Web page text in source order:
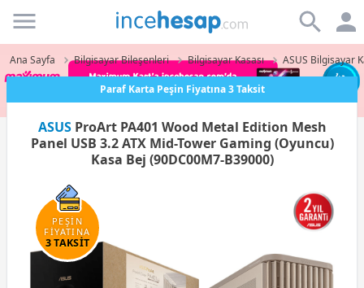
Incehesap
Ana Sayfa Bilgisayar Bileşenleri Bilgisayar Kasası ASUS Bilgisayar
Paraf Karta Peşin Fiyatına 3 Taksit
ASUSProArt PA401 Wood Metal Edition Mesh
Panel USB 3.2 ATX Mid-Tower Gaming (Oyuncu)
Kasa Bej (90DC00M7-B39000)
PEŞİN
FİYATINA
3 TAKSİT